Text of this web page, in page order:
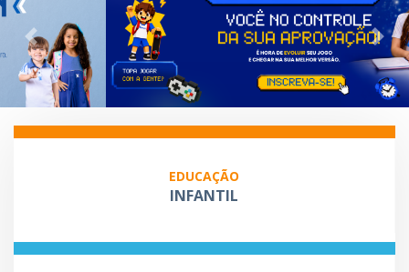
Previous Next
EDUCAÇÃO
INFANTIL